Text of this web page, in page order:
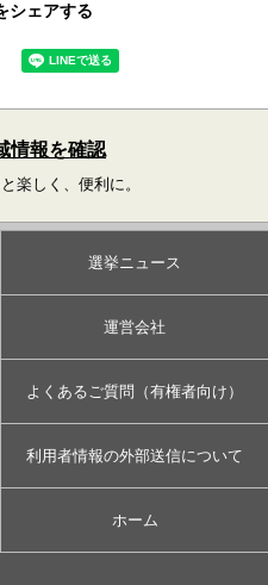
シェアする
情報を確認
楽しく、便利に。
選挙ニュース
運営会社
よくあるご質問（有権者向け）
利用者情報の外部送信について
ホーム